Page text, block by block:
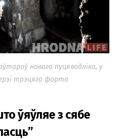
новага пуцяводніка, у
трэцяга форта
ўяўляе з сябе